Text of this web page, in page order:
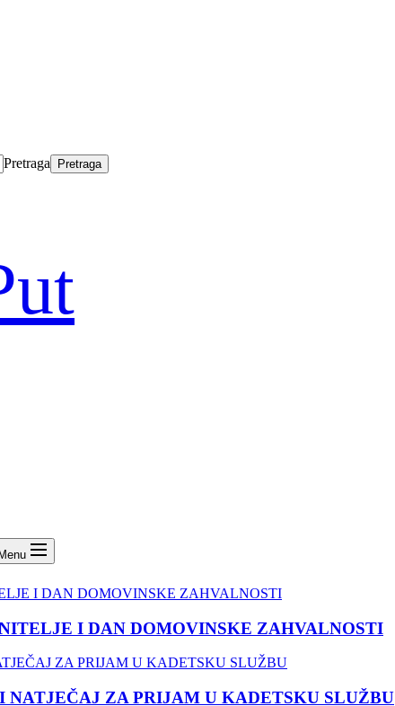
Pretraga
Menu
I DAN DOMOVINSKE ZAHVALNOSTI
NATJEČAJ ZA PRIJAM U KADETSKU SLUŽBU